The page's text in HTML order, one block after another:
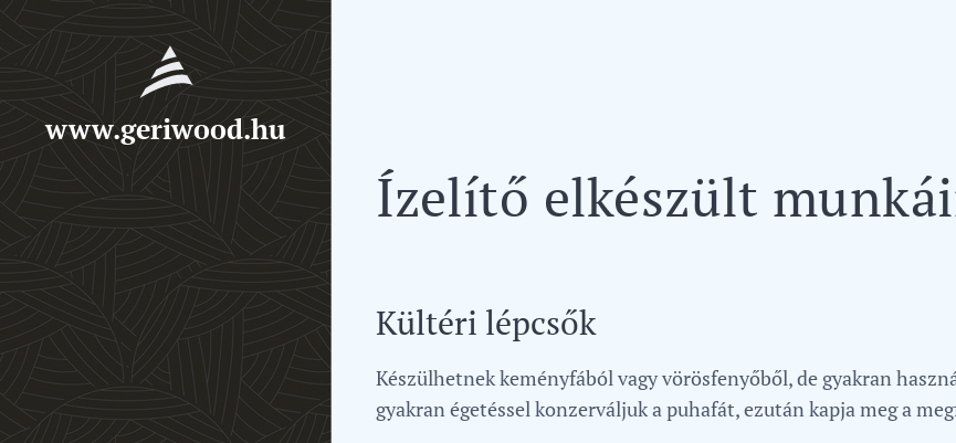
www.geriwood.hu
Ízelítő elkészült
Kültéri lépcsők
Készülhetnek keményfából vagy vörösfenyőből, de gyakran
gyakran égetéssel konzerváljuk a puhafát, ezután kapja meg a